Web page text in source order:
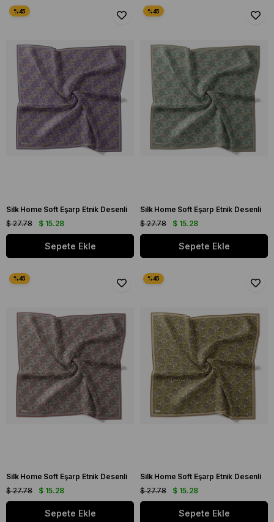
Silk Home Soft Eşarp Etnik Desenli
$ 15.28
$ 27.78
Sepete Ekle
Silk Home Soft Eşarp Etnik Desenli
$ 15.28
$ 27.78
Sepete Ekle
Silk Home Soft Eşarp Etnik Desenli
$ 15.28
$ 27.78
Sepete Ekle
Silk Home Soft Eşarp Etnik Desenli
$ 15.28
$ 27.78
Sepete Ekle